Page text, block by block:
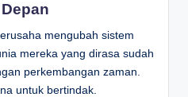
mengubah sistem
mereka yang dirasa sudah
perkembangan zaman.
untuk bertindak.